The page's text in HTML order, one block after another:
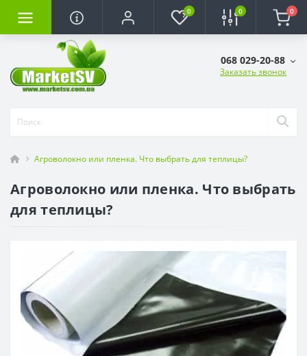
0 0 0
068 029-20-88
Заказать звонок
Агроволокно или пленка. Что выбрать для теплицы?
Агроволокно или пленка. Что выбрать
для теплицы?